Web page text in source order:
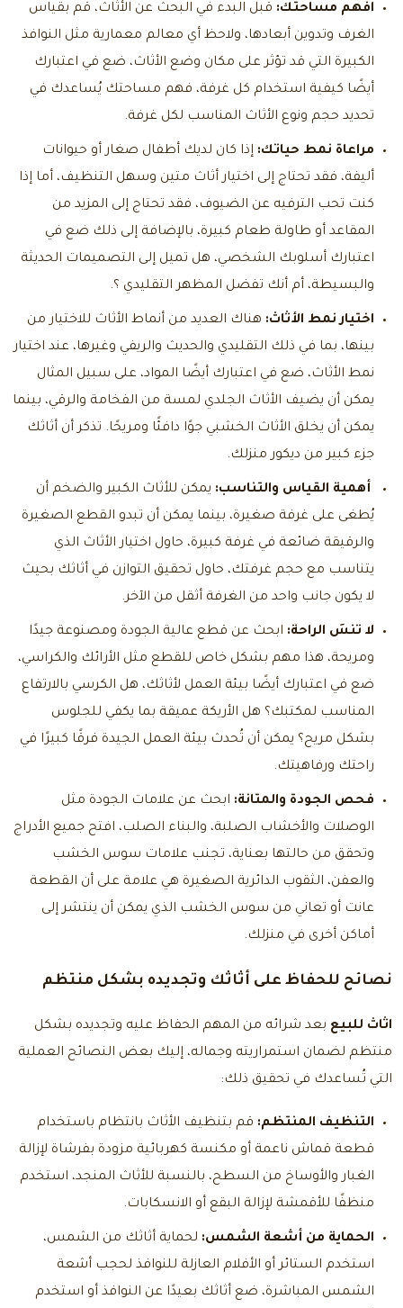
افهم مساحتك: قبل البدء في البحث عن الأثاث، قم بقياس
الغرف وتدوين أبعادها، ولاحظ أي معالم معمارية مثل النوافذ
الكبيرة التي قد تؤثر على مكان وضع الأثاث، ضع في اعتبارك
أيضًا كيفية استخدام كل غرفة، فهم مساحتك يُساعدك في
تحديد حجم ونوع الأثاث المناسب لكل غرفة.
مراعاة نمط حياتك: إذا كان لديك أطفال صغار أو حيوانات
أليفة، فقد تحتاج إلى اختيار أثاث متين وسهل التنظيف، أما إذا
كنت تحب الترفيه عن الضيوف، فقد تحتاج إلى المزيد من
المقاعد أو طاولة طعام كبيرة، بالإضافة إلى ذلك ضع في
اعتبارك أسلوبك الشخصي، هل تميل إلى التصميمات الحديثة
والبسيطة، أم أنك تفضل المظهر التقليدي ؟.
اختيار نمط الأثاث: هناك العديد من أنماط الأثاث للاختيار من
بينها، بما في ذلك التقليدي والحديث والريفي وغيرها، عند اختيار
نمط الأثاث، ضع في اعتبارك أيضًا المواد، على سبيل المثال
يمكن أن يضيف الأثاث الجلدي لمسة من الفخامة والرقي، بينما
يمكن أن يخلق الأثاث الخشبي جوًا دافئًا ومريحًا. تذكر أن أثاثك
جزء كبير من ديكور منزلك.
أهمية القياس والتناسب: يمكن للأثاث الكبير والضخم أن
يُطغى على غرفة صغيرة، بينما يمكن أن تبدو القطع الصغيرة
والرقيقة ضائعة في غرفة كبيرة، حاول اختيار الأثاث الذي
يتناسب مع حجم غرفتك، حاول تحقيق التوازن في أثاثك بحيث
لا يكون جانب واحد من الغرفة أثقل من الآخر.
لا تنسَ الراحة: ابحث عن قطع عالية الجودة ومصنوعة جيدًا
ومريحة، هذا مهم بشكل خاص للقطع مثل الأرائك والكراسي،
ضع في اعتبارك أيضًا بيئة العمل لأثاثك، هل الكرسي بالارتفاع
المناسب لمكتبك؟ هل الأريكة عميقة بما يكفي للجلوس
بشكل مريح؟ يمكن أن تُحدث بيئة العمل الجيدة فرقًا كبيرًا في
راحتك ورفاهيتك.
فحص الجودة والمتانة: ابحث عن علامات الجودة مثل
الوصلات والأخشاب الصلبة، والبناء الصلب، افتح جميع الأدراج
وتحقق من حالتها بعناية، تجنب علامات سوس الخشب
والعفن، الثقوب الدائرية الصغيرة هي علامة على أن القطعة
عانت أو تعاني من سوس الخشب الذي يمكن أن ينتشر إلى
أماكن أخرى في منزلك.
نصائح للحفاظ على أثاثك وتجديده بشكل منتظم
اثاث للبيع بعد شرائه من المهم الحفاظ عليه وتجديده بشكل
منتظم لضمان استمراريته وجماله، إليك بعض النصائح العملية
التي تُساعدك في تحقيق ذلك:
التنظيف المنتظم: قم بتنظيف الأثاث بانتظام باستخدام
قطعة قماش ناعمة أو مكنسة كهربائية مزودة بفرشاة لإزالة
الغبار والأوساخ من السطح، بالنسبة للأثاث المنجد، استخدم
منظفًا للأقمشة لإزالة البقع أو الانسكابات.
الحماية من أشعة الشمس: لحماية أثاثك من الشمس،
استخدم الستائر أو الأفلام العازلة للنوافذ لحجب أشعة
الشمس المباشرة، ضع أثاثك بعيدًا عن النوافذ أو استخدم